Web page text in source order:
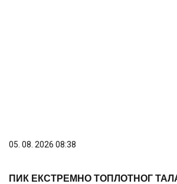
05. 08. 2026 08:38
ПИК ЕКСТРЕМНО ТОПЛОТНОГ